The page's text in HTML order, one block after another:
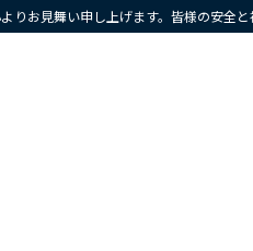
お見舞い申し上げます。皆様の安全